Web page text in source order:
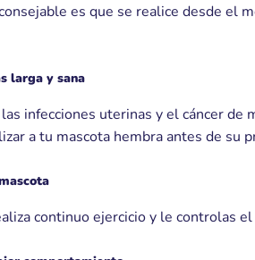
es que se realice desde
larga y sana
infecciones uterinas y el cáncer
a tu mascota hembra antes de su
continuo ejercicio y le controlas